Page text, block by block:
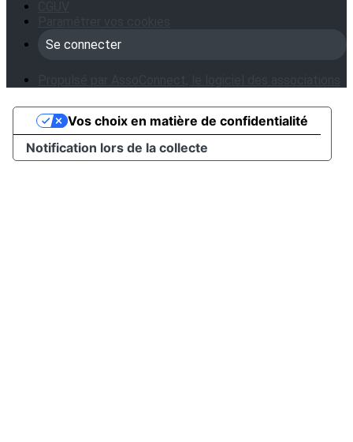
Se connecter
Notification lors de la collecte
Vos choix en matière de confidentialité